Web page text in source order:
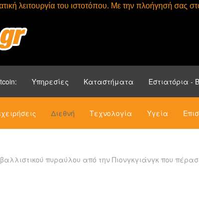
λειτουργία του ιστοτόπου. Με την πλοήγησή σας
Υπηρεσίες Καταστήματα Εστιατόρια -
Διεθνή Τεχνολογία Υγεία
πυραύλου από την Πιονγκγιάνγκ που